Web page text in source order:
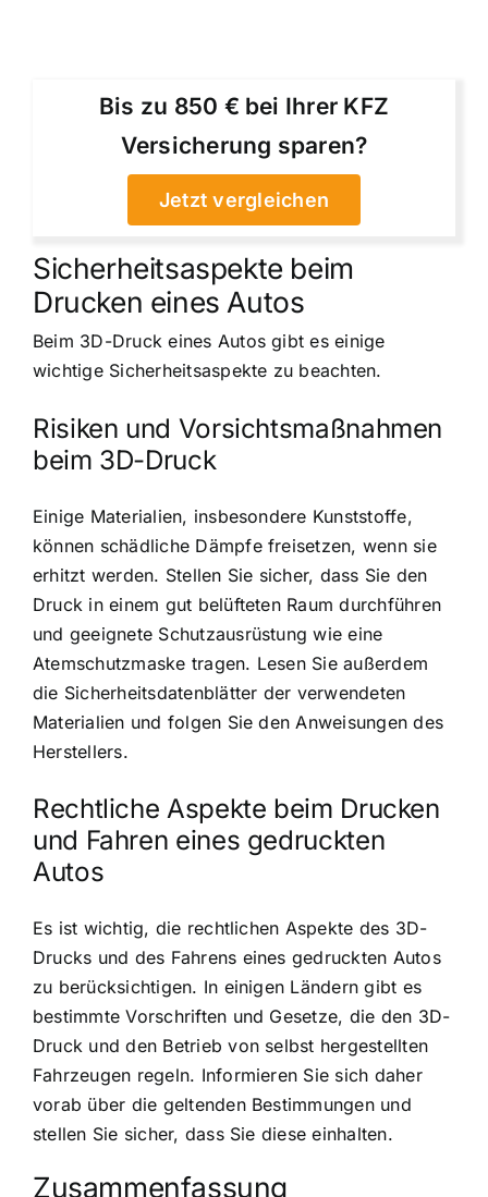
Bis zu 850 € bei Ihrer KFZ
Versicherung sparen?
Jetzt vergleichen
Sicherheitsaspekte beim
Drucken eines Autos
Beim 3D-Druck eines Autos gibt es einige
wichtige Sicherheitsaspekte zu beachten.
Risiken und Vorsichtsmaßnahmen
beim 3D-Druck
Einige Materialien, insbesondere Kunststoffe,
können schädliche Dämpfe freisetzen, wenn sie
erhitzt werden. Stellen Sie sicher, dass Sie den
Druck in einem gut belüfteten Raum durchführen
und geeignete Schutzausrüstung wie eine
Atemschutzmaske tragen. Lesen Sie außerdem
die Sicherheitsdatenblätter der verwendeten
Materialien und folgen Sie den Anweisungen des
Herstellers.
Rechtliche Aspekte beim Drucken
und Fahren eines gedruckten
Autos
Es ist wichtig, die rechtlichen Aspekte des 3D-
Drucks und des Fahrens eines gedruckten Autos
zu berücksichtigen. In einigen Ländern gibt es
bestimmte Vorschriften und Gesetze, die den 3D-
Druck und den Betrieb von selbst hergestellten
Fahrzeugen regeln. Informieren Sie sich daher
vorab über die geltenden Bestimmungen und
stellen Sie sicher, dass Sie diese einhalten.
Zusammenfassung